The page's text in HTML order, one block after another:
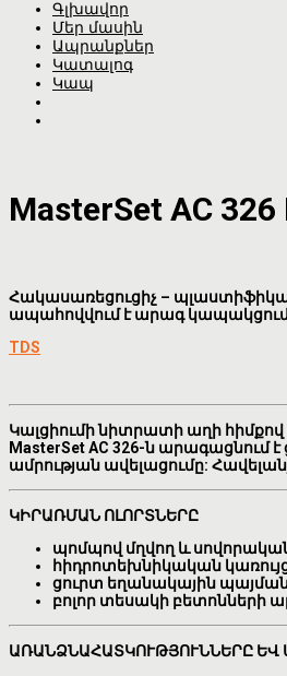
Գլխավոր
Մեր մասին
Ապրանքներ
Կատալոգ
Կապ
MasterSet AC
Հակասառեցուցիչ –
ապահովվում է արագ
TDS
Կալցիումի նիտրատի աղի
MasterSet AC 326-ն
ամրության ավելացումը:
ԿԻՐԱՌՄԱՆ ՈԼՈՐՏՆԵՐԸ
պոմպով մղվող և
հիդրոտեխնիկական
ցուրտ եղանակային
բոլոր տեսակի բետոնների
ԱՌԱՆՁՆԱՀԱՏԿՈՒԹՅՈՒՆՆԵՐԸ ԵՎ